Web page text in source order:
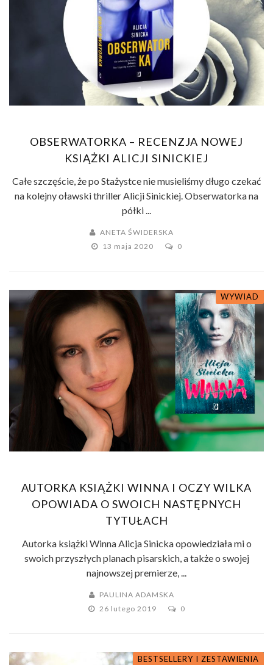
OBSERWATORKA – RECENZJA NOWEJ
KSIĄŻKI ALICJI SINICKIEJ
Całe szczęście, że po Stażystce nie musieliśmy długo czekać
na kolejny oławski thriller Alicji Sinickiej. Obserwatorka na
półki ...
ANETA ŚWIDERSKA
13 maja 2020
0
WYWIAD
AUTORKA KSIĄŻKI WINNA I OCZY WILKA
OPOWIADA O SWOICH NASTĘPNYCH
TYTUŁACH
Autorka książki Winna Alicja Sinicka opowiedziała mi o
swoich przyszłych planach pisarskich, a także o swojej
najnowszej premierze, ...
PAULINA ADAMSKA
26 lutego 2019
0
BESTSELLERY I ZESTAWIENIA